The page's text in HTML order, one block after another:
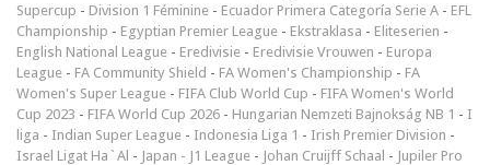
Supercup - Division 1 Féminine - Ecuador Primera Categoría Serie A - EFL
Championship - Egyptian Premier League - Ekstraklasa - Eliteserien -
English National League - Eredivisie - Eredivisie Vrouwen - Europa
League - FA Community Shield - FA Women's Championship - FA
Women's Super League - FIFA Club World Cup - FIFA Women's World
Cup 2023 - FIFA World Cup 2026 - Hungarian Nemzeti Bajnokság NB 1 - I
liga - Indian Super League - Indonesia Liga 1 - Irish Premier Division -
Israel Ligat Ha`Al - Japan - J1 League - Johan Cruijff Schaal - Jupiler Pro